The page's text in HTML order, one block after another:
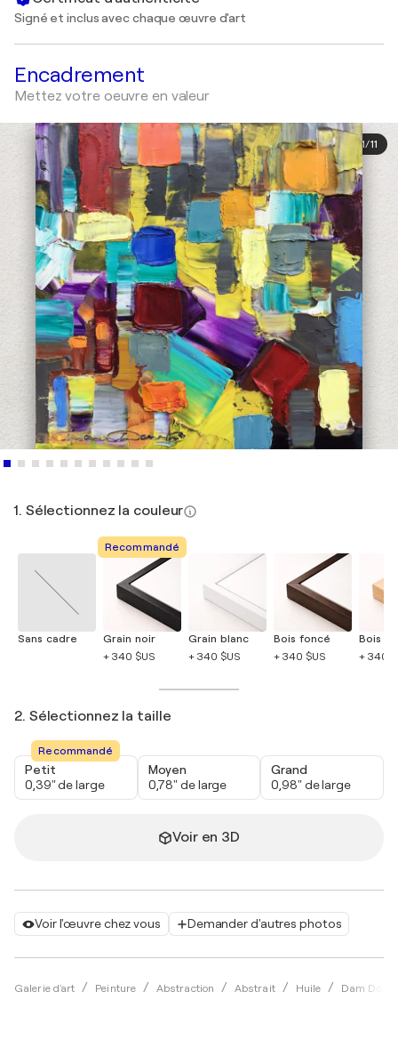
Voir l'œuvre chez vous Demander d'autres photos
Galerie d'art Peinture Abstraction Abstrait Huile Dam
Signé et inclus avec chaque œuvre d'art
Encadrement
Mettez votre oeuvre en valeur
1/11
1. Sélectionnez la couleur
Sans cadre
Recommandé
Grain noir
+ 340 $US
Grain blanc
+ 340 $US
Bois foncé
+ 340 $US
Bois
+ 340
2. Sélectionnez la taille
Recommandé
Petit
0,39" de large
Moyen
0,78" de large
Grand
0,98" de large
Voir en 3D